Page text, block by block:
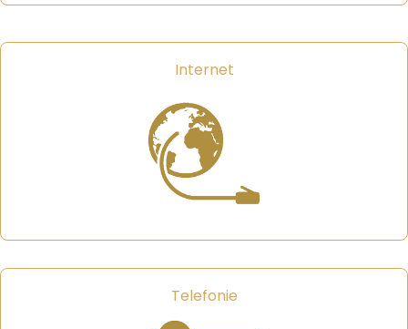
Internet
Telefonie